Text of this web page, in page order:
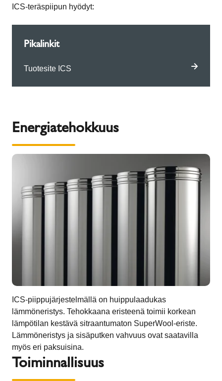
ICS-teräspiipun hyödyt:
Pikalinkit
Tuotesite ICS
Energiatehokkuus
ICS-piippujärjestelmällä on huippulaadukas
lämmöneristys. Tehokkaana eristeenä toimii korkean
lämpötilan kestävä sitraantumaton SuperWool-eriste.
Lämmöneristys ja sisäputken vahvuus ovat saatavilla
myös eri paksuisina.
Toiminnallisuus